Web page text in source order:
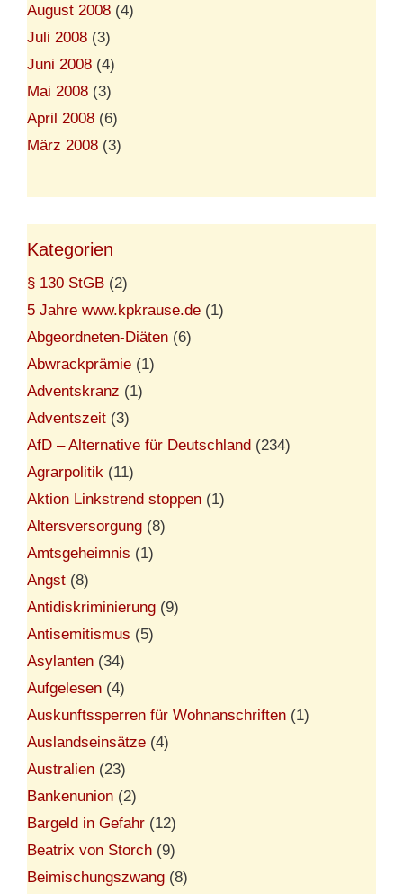
August 2008 (4)
Juli 2008 (3)
Juni 2008 (4)
Mai 2008 (3)
April 2008 (6)
März 2008 (3)
Kategorien
§ 130 StGB (2)
5 Jahre www.kpkrause.de (1)
Abgeordneten-Diäten (6)
Abwrackprämie (1)
Adventskranz (1)
Adventszeit (3)
AfD – Alternative für Deutschland (234)
Agrarpolitik (11)
Aktion Linkstrend stoppen (1)
Altersversorgung (8)
Amtsgeheimnis (1)
Angst (8)
Antidiskriminierung (9)
Antisemitismus (5)
Asylanten (34)
Aufgelesen (4)
Auskunftssperren für Wohnanschriften (1)
Auslandseinsätze (4)
Australien (23)
Bankenunion (2)
Bargeld in Gefahr (12)
Beatrix von Storch (9)
Beimischungszwang (8)